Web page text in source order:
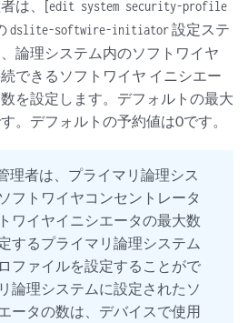
は、[edit system security-profile
dslite-softwire-initiator設定ステ
論理システム内のソフトワイヤ
できるソフトワイヤ イニシエー
を設定します。デフォルトの最大
。デフォルトの予約値は0です。
理者は、プライマリ論理シス
フトワイヤコンセントレータ
ワイヤイニシエータの最大数
するプライマリ論理システム
ファイルを設定することがで
論理システムに設定されたソ
ータの数は、デバイスで使用